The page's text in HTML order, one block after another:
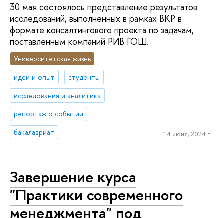
30 мая состоялось представление результатов
исследований, выполненных в рамках ВКР в
формате консалтингового проекта по задачам,
поставленным компаний РИВ ГОШ.
Университетская жизнь
идеи и опыт
студенты
исследования и аналитика
репортаж о событии
бакалавриат
14 июня, 2024 г.
Завершение курса
"Практики современного
менеджмента" под